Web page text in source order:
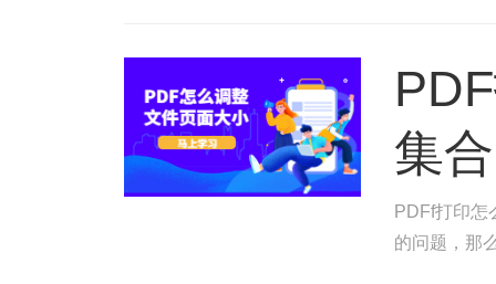
集
PDFf打印
的问题，那